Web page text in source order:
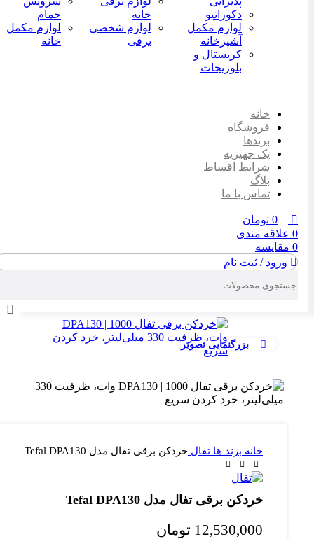
دکوراتیو
لوازم مکمل
آشپزخانه
کریستال و
بلوریجات
خانه
لوازم شخصی
برقی
حمام
لوازم مکمل
خانه
خانه
فروشگاه
برندها
پک جهیزیه
شرایط اقساط
بلاگ
تماس با ما
0 تومان
0 علاقه مندی
0 مقایسه
ورود / ثبت نام
بزرگنمایی تصویر
خانه برند ها تفال خردکن برقی تفال مدل Tefal DPA130
خردکن برقی تفال مدل Tefal DPA130
12,530,000 تومان